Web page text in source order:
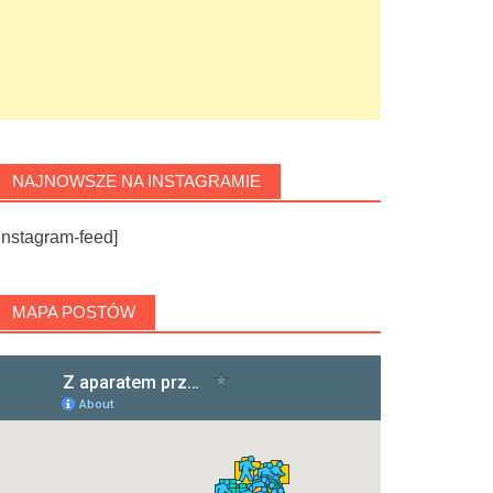
NAJNOWSZE NA INSTAGRAMIE
feed]
MAPA POSTÓW